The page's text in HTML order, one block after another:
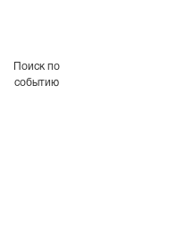
Поиск по
событию